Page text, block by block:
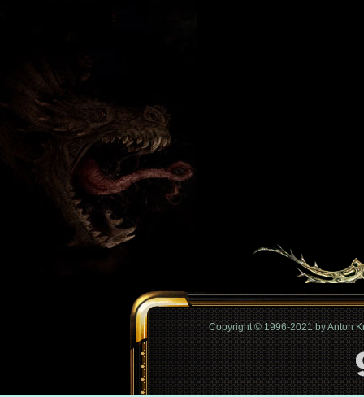
Copyright © 1996-2021 by Anton